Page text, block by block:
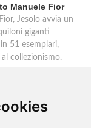
Manuele Fior
Jesolo avvia un
giganti
51 esemplari,
collezionismo.
viaggio tra
in barca "Duino-
mercoledì e sabato.